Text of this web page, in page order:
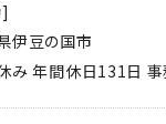
伊豆の国市
み 年間休日131日 事